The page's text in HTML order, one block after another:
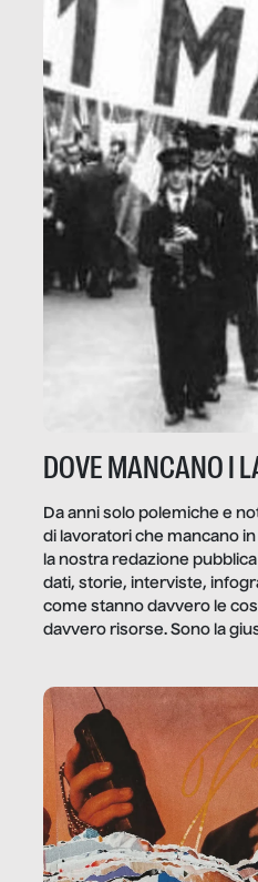
DOVE MANCANO I
Da anni solo polemiche e
di lavoratori che mancano
la nostra redazione pubblica
dati, storie, interviste,
come stanno davvero le
davvero risorse. Sono la